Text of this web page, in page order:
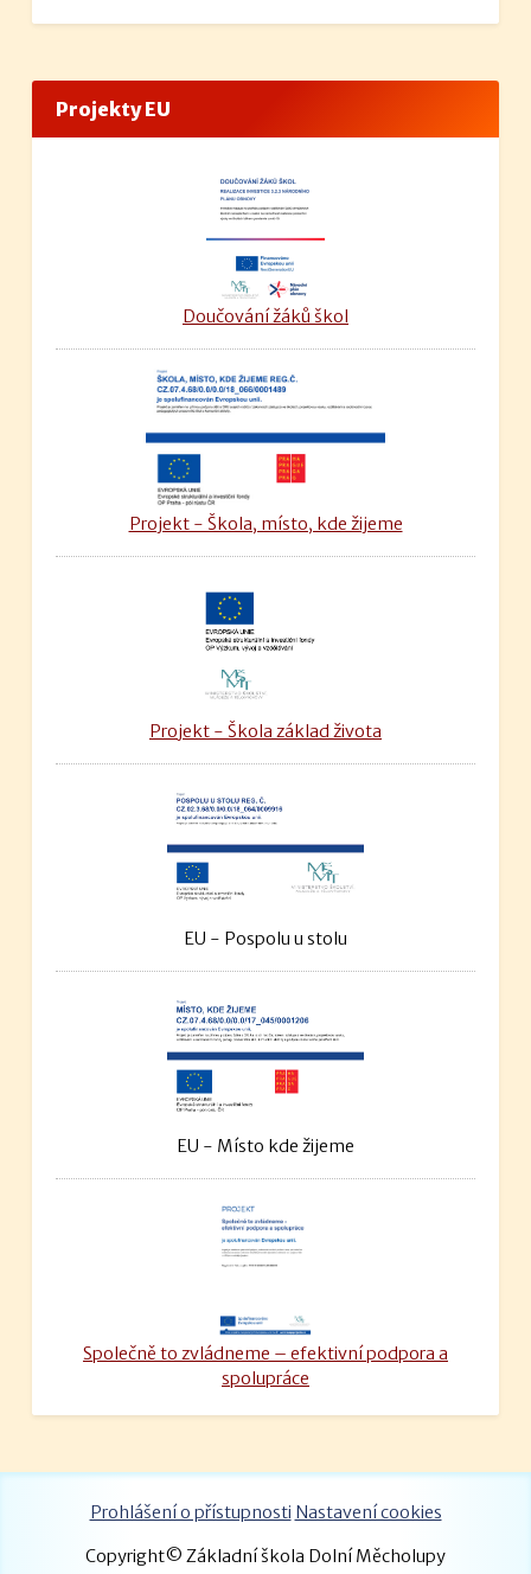
Projekty EU
Doučování žáků škol
Projekt - Škola, místo, kde žijeme
Projekt - Škola základ života
EU - Pospolu u stolu
EU - Místo kde žijeme
Společně to zvládneme – efektivní podpora a
spolupráce
Prohlášení o přístupnosti Nastavení cookies
Copyright© Základní škola Dolní Měcholupy